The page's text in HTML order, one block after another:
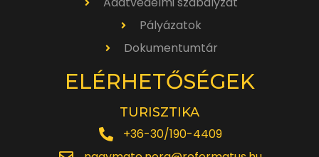
Pályázatok
Dokumentumtár
ELÉRHETŐSÉGEK
TURISZTIKA
+36-30/190-4409